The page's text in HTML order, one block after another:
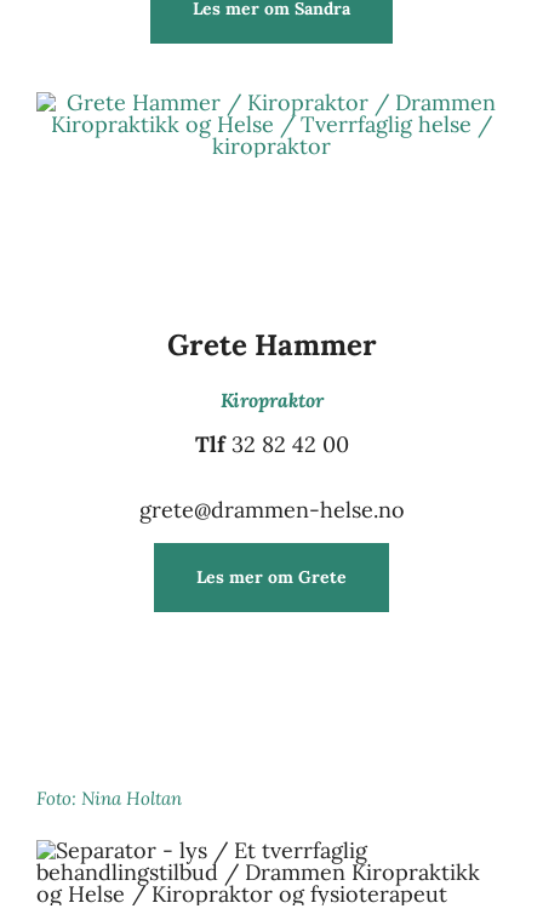
Les mer om Sandra
Grete Hammer
Kiropraktor
Tlf32 82 42 00
grete@drammen-helse.no
Les mer om Grete
Foto: Nina Holtan